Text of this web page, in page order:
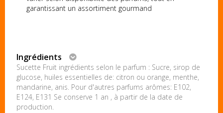
garantissant un assortiment gourmand
Ingrédients
Sucette Fruit ingrédients selon le parfum : Sucre, sirop de
glucose, huiles essentielles de: citron ou orange, menthe,
mandarine, anis. Pour d'autres parfums arômes: E102,
E124, E131 Se conserve 1 an , à partir de la date de
production.